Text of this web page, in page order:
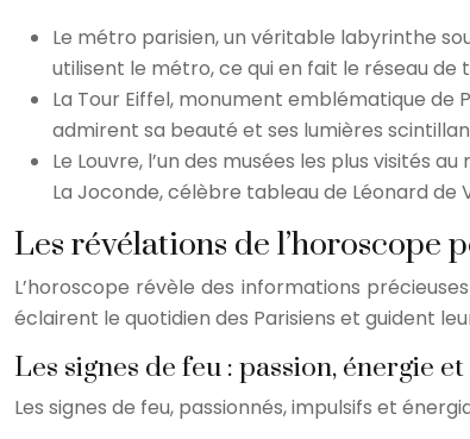
Le métro parisien, un véritable labyrinthe
utilisent le métro, ce qui en fait le réseau
La Tour Eiffel, monument emblématique de
admirent sa beauté et ses lumières
Le Louvre, l’un des musées les plus visités
La Joconde, célèbre tableau de Léonard de
Les révélations de l’horoscope
L’horoscope révèle des informations
éclairent le quotidien des Parisiens et guident
Les signes de feu : passion, énergie
Les signes de feu, passionnés, impulsifs et